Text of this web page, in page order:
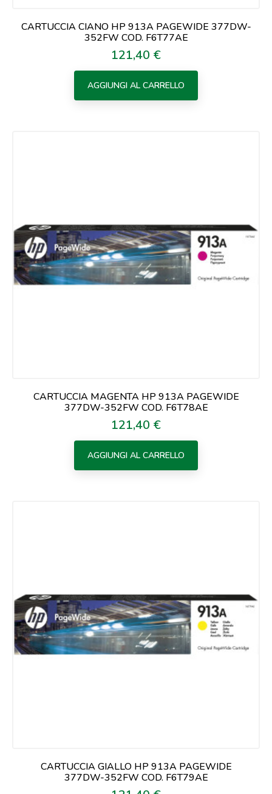
CARTUCCIA CIANO HP 913A PAGEWIDE 377DW-
352FW COD. F6T77AE
Prezzo
121,40 €
AGGIUNGI AL CARRELLO
CARTUCCIA MAGENTA HP 913A PAGEWIDE
377DW-352FW COD. F6T78AE
Prezzo
121,40 €
AGGIUNGI AL CARRELLO
CARTUCCIA GIALLO HP 913A PAGEWIDE
377DW-352FW COD. F6T79AE